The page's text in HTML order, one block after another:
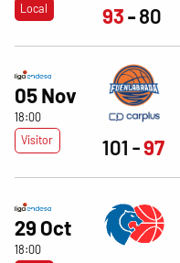
Local
93 80
05 Nov
18:00
Visitor
101 97
29 Oct
18:00